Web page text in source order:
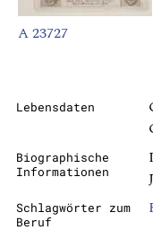
A 23727
Lebensdaten
Biographische
Informationen
Schlagwörter zum
Beruf